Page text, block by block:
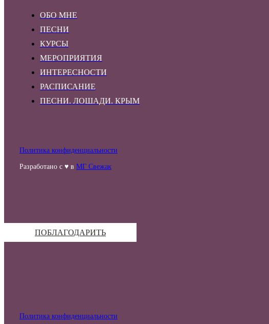
ОБО МНЕ
ПЕСНИ
КУРСЫ
МЕРОПРИЯТИЯ
ИНТЕРЕСНОСТИ
РАСПИСАНИЕ
ПЕСНИ. ЛОШАДИ. КРЫМ
Политика конфиденциальности
Разработано с ♥ в МГ Свежак
ПОБЛАГОДАРИТЬ
Политика конфиденциальности